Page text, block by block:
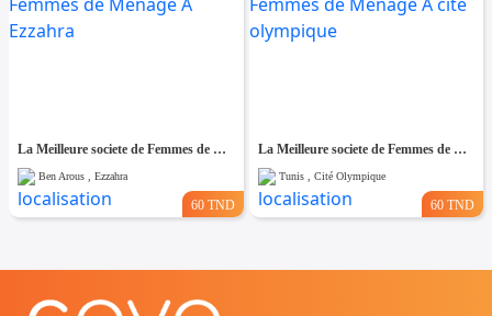
La Meilleure societe de Femmes de Ménage A Ezzahra
Ben Arous , Ezzahra
60 TND
La Meilleure societe de Femmes de Ménage A cité olympique
Tunis , Cité Olympique
60 TND